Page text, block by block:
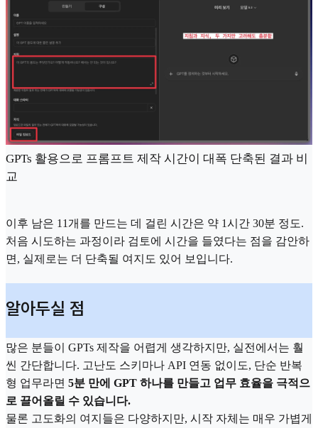
GPTs 활용으로 프롬프트 제작 시간이 대폭 단축된 결과 비
교
이후 남은 11개를 만드는 데 걸린 시간은 약 1시간 30분 정도.
처음 시도하는 과정이라 검토에 시간을 들였다는 점을 감안하
면, 실제로는 더 단축될 여지도 있어 보입니다.
알아두실 점
많은 분들이 GPTs 제작을 어렵게 생각하지만, 실전에서는 훨
씬 간단합니다. 고난도 스키마나 API 연동 없이도, 단순 반복
형 업무라면 5분 만에 GPT 하나를 만들고 업무 효율을 극적으
로 끌어올릴 수 있습니다.
물론 고도화의 여지들은 다양하지만, 시작 자체는 매우 가볍게